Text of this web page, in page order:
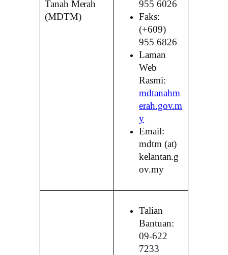
Tanah Merah
(MDTM)
955 6026
Faks:
(+609)
955 6826
Laman
Web
Rasmi:
mdtanahm
erah.gov.m
y
Email:
mdtm (at)
kelantan.g
ov.my
Talian
Bantuan:
09-622
7233